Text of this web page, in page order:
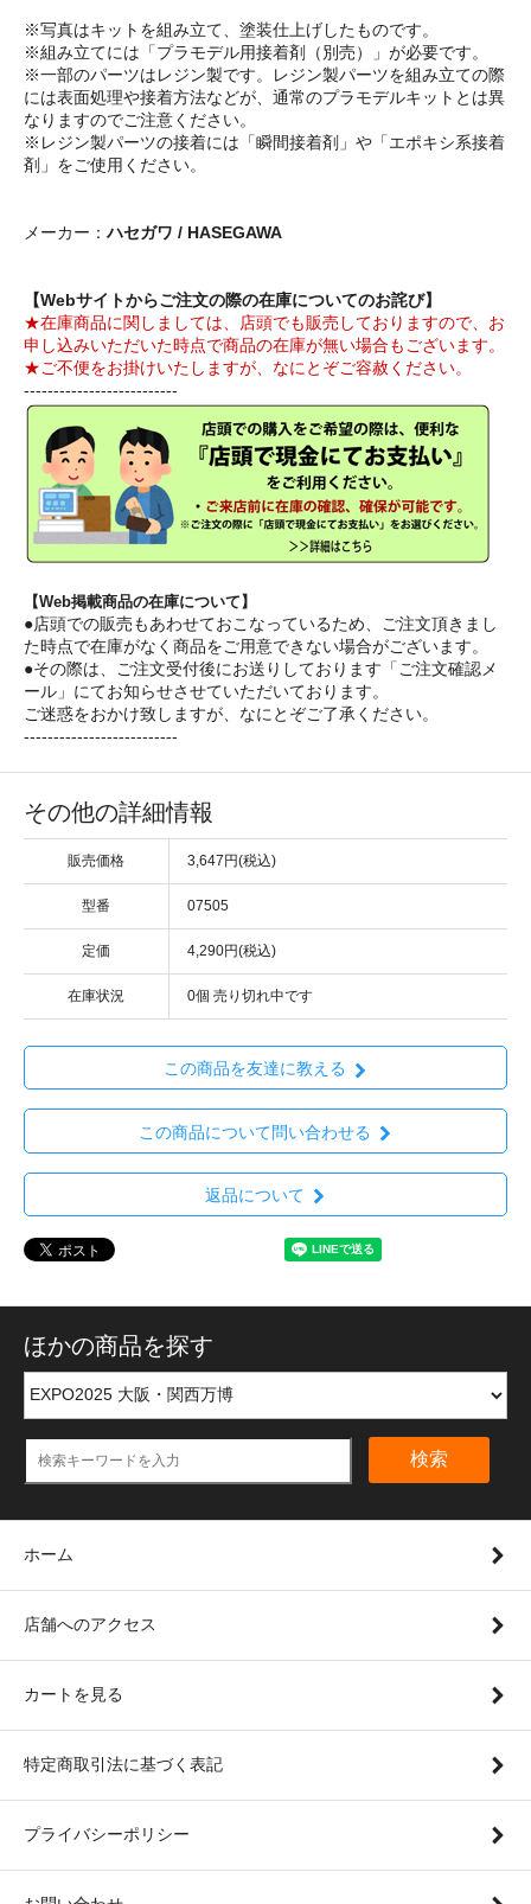
※写真はキットを組み立て、塗装仕上げしたものです。
※組み立てには「プラモデル用接着剤（別売）」が必要です。
※一部のパーツはレジン製です。レジン製パーツを組み立ての際
には表面処理や接着方法などが、通常のプラモデルキットとは異
なりますのでご注意ください。
※レジン製パーツの接着には「瞬間接着剤」や「エポキシ系接着
剤」をご使用ください。
メーカー：ハセガワ / HASEGAWA
【Webサイトからご注文の際の在庫についてのお詫び】
★在庫商品に関しましては、店頭でも販売しておりますので、お
申し込みいただいた時点で商品の在庫が無い場合もございます。
★ご不便をお掛けいたしますが、なにとぞご容赦ください。
--------------------------
【Web掲載商品の在庫について】
●店頭での販売もあわせておこなっているため、ご注文頂きまし
た時点で在庫がなく商品をご用意できない場合がございます。
●その際は、ご注文受付後にお送りしております「ご注文確認メ
ール」にてお知らせさせていただいております。
ご迷惑をおかけ致しますが、なにとぞご了承ください。
--------------------------
その他の詳細情報
販売価格 3,647円(税込)
型番 07505
定価 4,290円(税込)
在庫状況 0個 売り切れ中です
この商品を友達に教える
この商品について問い合わせる
返品について
ほかの商品を探す
検索
ホーム
店舗へのアクセス
カートを見る
特定商取引法に基づく表記
プライバシーポリシー